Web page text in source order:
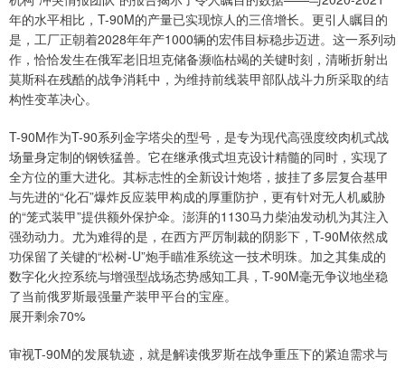
年的水平相比，T-90M的产量已实现惊人的三倍增长。更引人瞩目的
是，工厂正朝着2028年年产1000辆的宏伟目标稳步迈进。这一系列动
作，恰恰发生在俄军老旧坦克储备濒临枯竭的关键时刻，清晰折射出
莫斯科在残酷的战争消耗中，为维持前线装甲部队战斗力所采取的结
构性变革决心。
T-90M作为T-90系列金字塔尖的型号，是专为现代高强度绞肉机式战
场量身定制的钢铁猛兽。它在继承俄式坦克设计精髓的同时，实现了
全方位的重大进化。其标志性的全新设计炮塔，披挂了多层复合基甲
与先进的“化石”爆炸反应装甲构成的厚重防护，更有针对无人机威胁
的“笼式装甲”提供额外保护伞。澎湃的1130马力柴油发动机为其注入
强劲动力。尤为难得的是，在西方严厉制裁的阴影下，T-90M依然成
功保留了关键的“松树-U”炮手瞄准系统这一技术明珠。加之其集成的
数字化火控系统与增强型战场态势感知工具，T-90M毫无争议地坐稳
了当前俄罗斯最强量产装甲平台的宝座。
展开剩余70%
审视T-90M的发展轨迹，就是解读俄罗斯在战争重压下的紧迫需求与